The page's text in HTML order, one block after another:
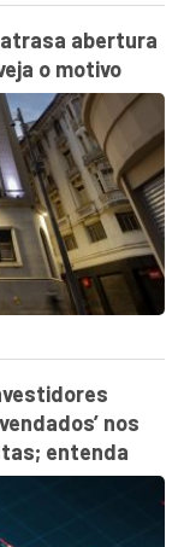
atrasa abertura
o motivo
nos
entenda